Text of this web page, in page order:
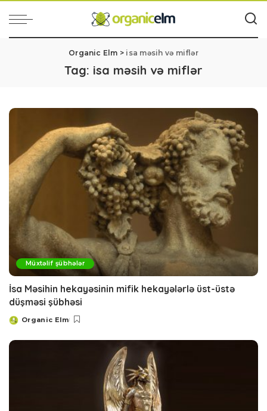
Organic Elm > isa məsih və miflər
Tag: isa məsih və miflər
Müxtəlif şübhələr
İsa Məsihin hekayəsinin mifik hekayələrlə üst-üstə
düşməsi şübhəsi
Posted
Organic Elm